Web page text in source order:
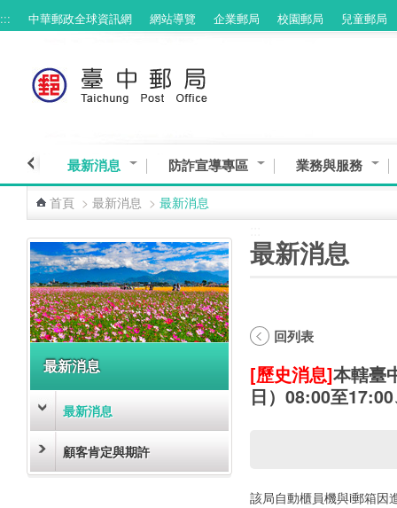
跳到主要內容區塊
::: 中華郵政全球資訊網 網站導覽 企業郵局 校園郵局 兒童郵局
最新消息 防詐宣導專區 業務與服務
首頁 > 最新消息 > 最新消息
最新消息
最新消息
顧客肯定與期許
最新消息
回列表
[歷史消息]本轄臺
日）08:00至
該局自動櫃員機與i郵箱因